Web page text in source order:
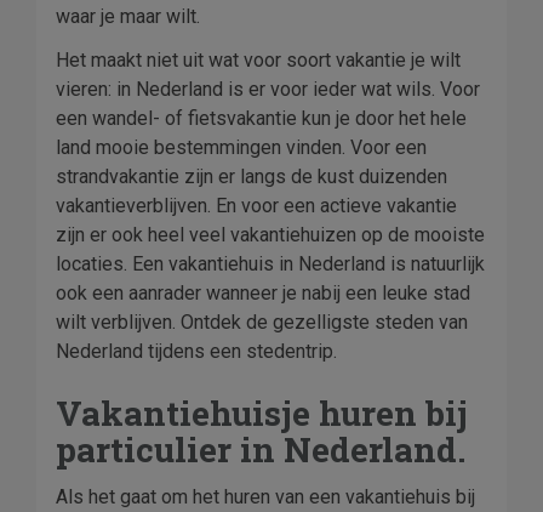
waar je maar wilt.
Het maakt niet uit wat voor soort vakantie je wilt
vieren: in Nederland is er voor ieder wat wils. Voor
een wandel- of fietsvakantie kun je door het hele
land mooie bestemmingen vinden. Voor een
strandvakantie zijn er langs de kust duizenden
vakantieverblijven. En voor een actieve vakantie
zijn er ook heel veel vakantiehuizen op de mooiste
locaties. Een vakantiehuis in Nederland is natuurlijk
ook een aanrader wanneer je nabij een leuke stad
wilt verblijven. Ontdek de gezelligste steden van
Nederland tijdens een stedentrip.
Vakantiehuisje huren bij
particulier in Nederland.
Als het gaat om het huren van een vakantiehuis bij